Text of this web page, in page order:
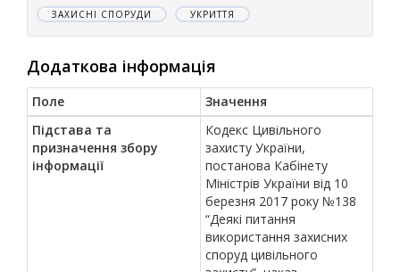
ЗАХИСНІ СПОРУДИ УКРИТТЯ
Додаткова інформація
Поле
Значення
Підстава та
призначення збору
інформації
Кодекс Цивільного
захисту України,
постанова Кабінету
Міністрів України від 10
березня 2017 року №138
“Деякі питання
використання захисних
споруд цивільного